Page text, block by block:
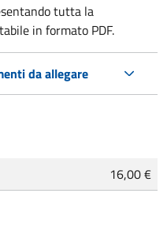
tutta la
in formato PDF.
da allegare
16,00 €